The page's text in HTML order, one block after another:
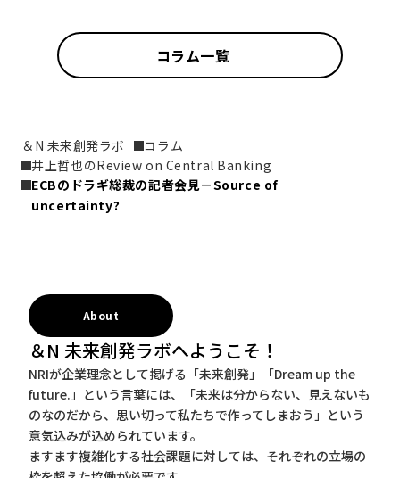
コラム一覧
＆N 未来創発ラボ
コラム
井上哲也のReview on Central Banking
ECBのドラギ総裁の記者会見－Source of
uncertainty?
About
＆N 未来創発ラボへようこそ！
NRIが企業理念として掲げる「未来創発」「Dream up the
future.」という言葉には、「未来は分からない、見えないも
のなのだから、思い切って私たちで作ってしまおう」という
意気込みが込められています。
ますます複雑化する社会課題に対しては、それぞれの立場の